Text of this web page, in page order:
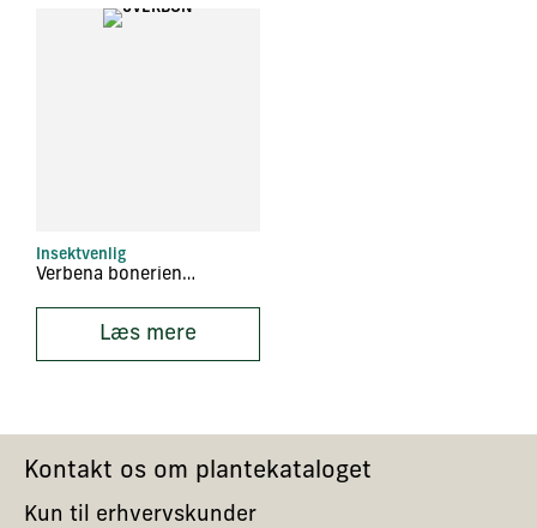
Insektvenlig
Verbena boneriensis
Læs mere
Kontakt os om plantekataloget
Kun til erhvervskunder